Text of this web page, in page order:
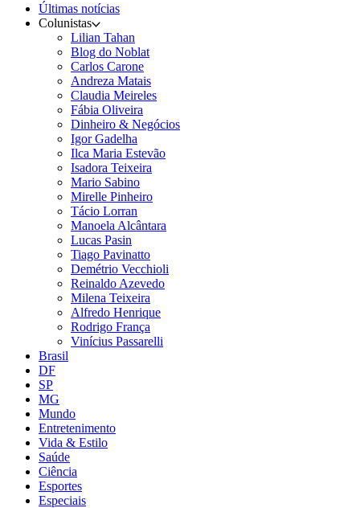
Últimas notícias
Colunistas
Lilian Tahan
Blog do Noblat
Carlos Carone
Andreza Matais
Claudia Meireles
Fábia Oliveira
Dinheiro & Negócios
Igor Gadelha
Ilca Maria Estevão
Isadora Teixeira
Mario Sabino
Mirelle Pinheiro
Tácio Lorran
Manoela Alcântara
Lucas Pasin
Tiago Pavinatto
Demétrio Vecchioli
Reinaldo Azevedo
Milena Teixeira
Alfredo Henrique
Rodrigo França
Vinícius Passarelli
Brasil
DF
SP
MG
Mundo
Entretenimento
Vida & Estilo
Saúde
Ciência
Esportes
Especiais